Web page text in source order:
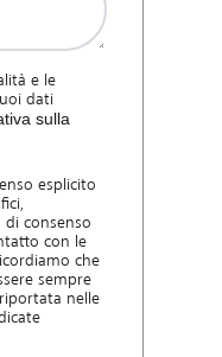
e le
dati
sulla
esplicito
consenso
con le
che
sempre
nelle